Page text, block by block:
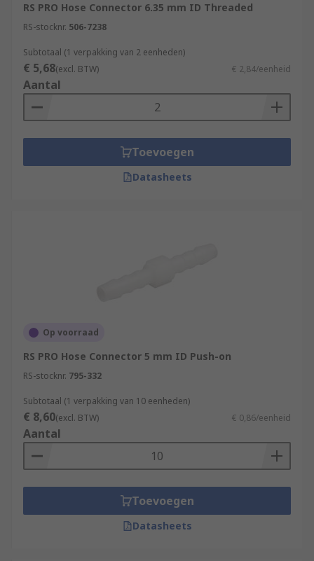
RS PRO Hose Connector 6.35 mm ID Threaded
RS-stocknr. 506-7238
Subtotaal (1 verpakking van 2 eenheden)
€ 5,68(excl. BTW) € 2,84/eenheid
Aantal
Toevoegen
Datasheets
Op voorraad
RS PRO Hose Connector 5 mm ID Push-on
RS-stocknr. 795-332
Subtotaal (1 verpakking van 10 eenheden)
€ 8,60(excl. BTW) € 0,86/eenheid
Aantal
Toevoegen
Datasheets